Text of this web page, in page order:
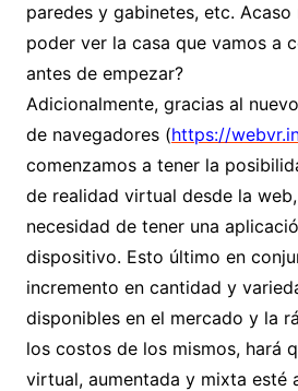
paredes y gabinetes, etc. Acaso
poder ver la casa que vamos a
antes de empezar?
Adicionalmente, gracias al
de navegadores (https://
comenzamos a tener la
de realidad virtual desde la
necesidad de tener una
dispositivo. Esto último en
incremento en cantidad y
disponibles en el mercado y la
los costos de los mismos, hará
virtual, aumentada y mixta esté